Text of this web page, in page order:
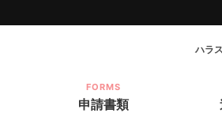
ハラ
FORMS
申請書類